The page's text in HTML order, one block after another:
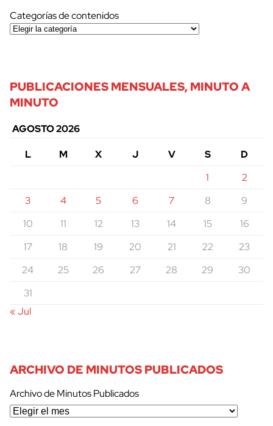
Categorías de contenidos
PUBLICACIONES MENSUALES, MINUTO A
MINUTO
AGOSTO 2026
L
M X J V S
D
1
2
3
4 5 6 7 8
9
10
11 12 13 14 15
16
17
18 19 20 21 22
23
24
25 26 27 28 29
30
31
« Jul
ARCHIVO DE MINUTOS PUBLICADOS
Archivo de Minutos Publicados